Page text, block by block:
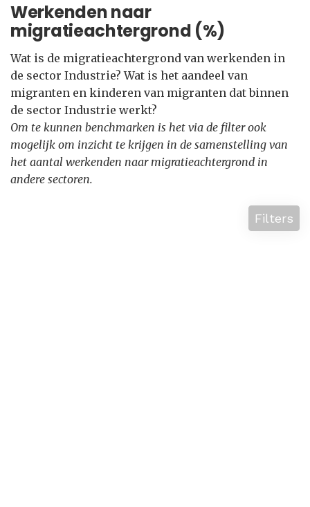
Werkenden naar
migratieachtergrond (%)
Wat is de migratieachtergrond van werkenden in
de sector Industrie? Wat is het aandeel van
migranten en kinderen van migranten dat binnen
de sector Industrie werkt?
Om te kunnen benchmarken is het via de filter ook
mogelijk om inzicht te krijgen in de samenstelling van
het aantal werkenden naar migratieachtergrond in
andere sectoren.
Filters